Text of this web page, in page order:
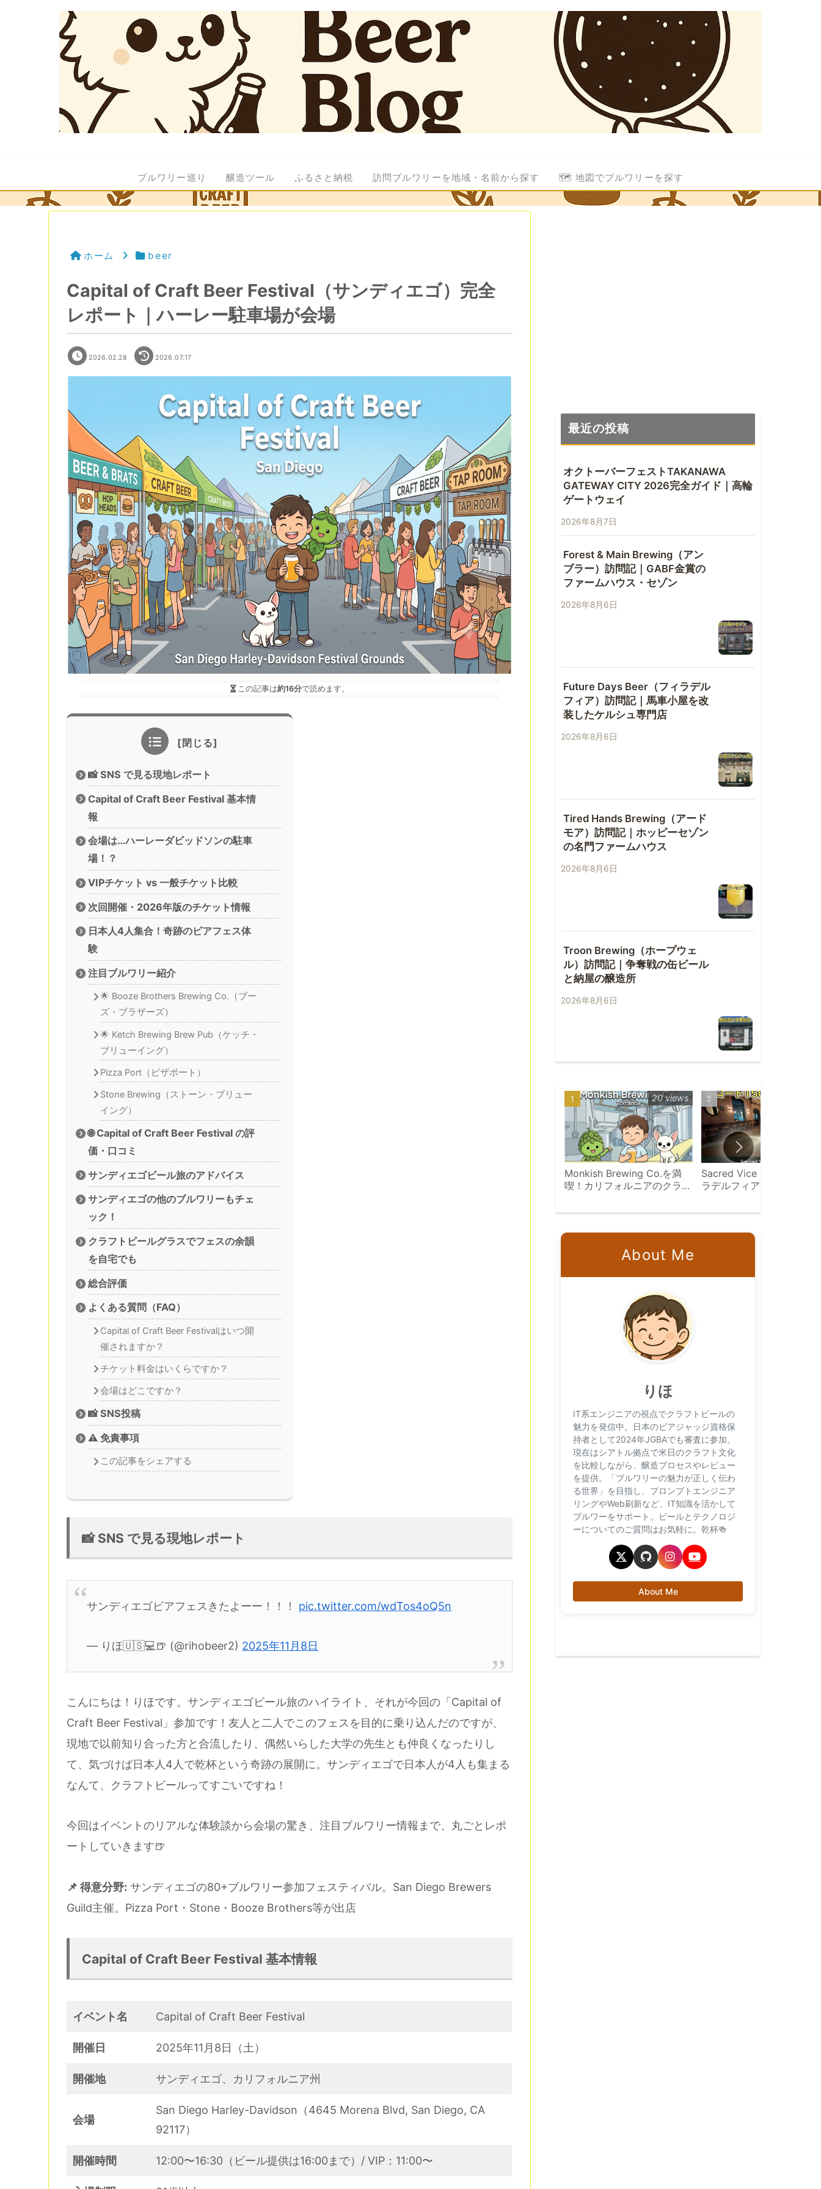
ブルワリー巡り 醸造ツール ふるさと納税 訪問ブルワリーを地域・名前から探す 🗺️ 地図でブルワリーを探す
ホーム beer
Capital of Craft Beer Festival（サンディエゴ）完全
レポート｜ハーレー駐車場が会場
2026.02.28 2026.07.17
この記事は約16分で読めます。
📸 SNS で見る現地レポート
Capital of Craft Beer Festival 基本情
報
会場は…ハーレーダビッドソンの駐車
場！？
VIPチケット vs 一般チケット比較
次回開催・2026年版のチケット情報
日本人4人集合！奇跡のビアフェス体
験
注目ブルワリー紹介
🌟 Booze Brothers Brewing Co.（ブー
ズ・ブラザーズ）
🌟 Ketch Brewing Brew Pub（ケッチ・
ブリューイング）
Pizza Port（ピザポート）
Stone Brewing（ストーン・ブリュー
イング）
🌐 Capital of Craft Beer Festival の評
価・口コミ
サンディエゴビール旅のアドバイス
サンディエゴの他のブルワリーもチェ
ック！
クラフトビールグラスでフェスの余韻
を自宅でも
総合評価
よくある質問（FAQ）
Capital of Craft Beer Festivalはいつ開
催されますか？
チケット料金はいくらですか？
会場はどこですか？
📸 SNS投稿
⚠️ 免責事項
この記事をシェアする
📸 SNS で見る現地レポート
サンディエゴビアフェスきたよーー！！！ pic.twitter.com/wdTos4oQ5n
— りほ🇺🇸💻🍺 (@rihobeer2) 2025年11月8日
こんにちは！りほです。サンディエゴビール旅のハイライト、それが今回の「Capital of
Craft Beer Festival」参加です！友人と二人でこのフェスを目的に乗り込んだのですが、
現地で以前知り合った方と合流したり、偶然いらした大学の先生とも仲良くなったりし
て、気づけば日本人4人で乾杯という奇跡の展開に。サンディエゴで日本人が4人も集まる
なんて、クラフトビールってすごいですね！
今回はイベントのリアルな体験談から会場の驚き、注目ブルワリー情報まで、丸ごとレポ
ートしていきます🍺
📌 得意分野: サンディエゴの80+ブルワリー参加フェスティバル。San Diego Brewers
Guild主催。Pizza Port・Stone・Booze Brothers等が出店
Capital of Craft Beer Festival 基本情報
イベント名 Capital of Craft Beer Festival
開催日 2025年11月8日（土）
開催地 サンディエゴ、カリフォルニア州
会場
San Diego Harley-Davidson（4645 Morena Blvd, San Diego, CA
92117）
開催時間 12:00〜16:30（ビール提供は16:00まで）/ VIP：11:00〜
最近の投稿
オクトーバーフェストTAKANAWA
GATEWAY CITY 2026完全ガイド｜高輪
ゲートウェイ
2026年8月7日
Forest & Main Brewing（アン
ブラー）訪問記｜GABF金賞の
ファームハウス・セゾン
2026年8月6日
Future Days Beer（フィラデル
フィア）訪問記｜馬車小屋を改
装したケルシュ専門店
2026年8月6日
Tired Hands Brewing（アード
モア）訪問記｜ホッピーセゾン
の名門ファームハウス
2026年8月6日
Troon Brewing（ホープウェ
ル）訪問記｜争奪戦の缶ビール
と納屋の醸造所
2026年8月6日
Monkish Brewing Co.を満
喫！カリフォルニアのクラフ
20 views
Sacred Vice Brewing（フ
ラデルフィア）訪問記｜レ
所
About Me
りほ
IT系エンジニアの視点でクラフトビールの
魅力を発信中。日本のビアジャッジ資格保
持者として2024年JGBAでも審査に参加。
現在はシアトル拠点で米日のクラフト文化
を比較しながら、醸造プロセスやレビュー
を提供。「ブルワリーの魅力が正しく伝わ
る世界」を目指し、プロンプトエンジニア
リングやWeb刷新など、IT知識を活かして
ブルワーをサポート。ビールとテクノロジ
ーについてのご質問はお気軽に。乾杯🍻
About Me